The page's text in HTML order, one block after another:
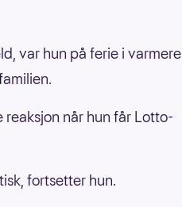
var hun på ferie i varmere
reaksjon når hun får Lotto-
fortsetter hun.